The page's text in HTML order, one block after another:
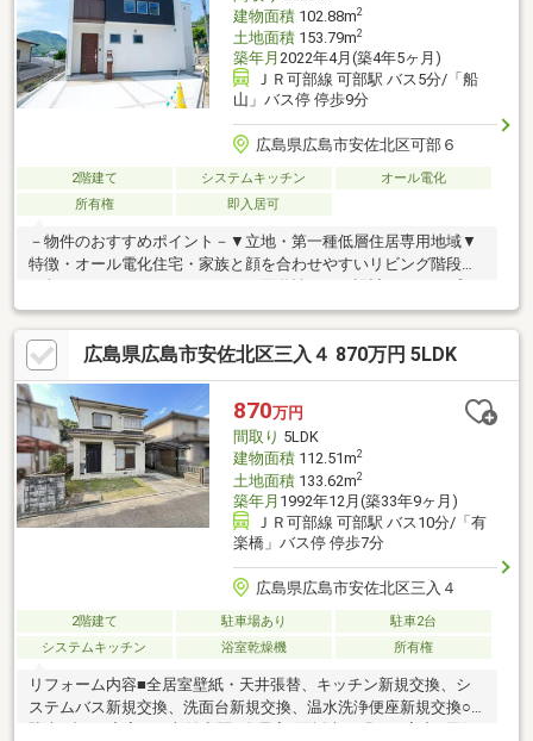
建物面積102.88m2
土地面積153.79m2
築年月 2022年4月(築4年5ヶ月)
ＪＲ可部線 可部駅 バス5分/「船
山」バス停 停歩9分
広島県広島市安佐北区可部６
2階建て システムキッチン
オール電化
所有権
即入居可
－物件のおすすめポイント－▼立地・第一種低層住居専用地域▼
特徴・オール電化住宅・家族と顔を合わせやすいリビング階段・
ロア下に、隠し部屋風の収納空間有・主寝室約7.8帖は南面バルコ
ニー付・窓・収納付の納戸有・SIC等、室内随所に収納スペースを
確保・玄関ホールに手洗い器有・駐車場2台分有(車種による)▼周
辺環境・スーパー「アルゾ可部店」徒歩9分(約670m)・亀山第二
公園 徒歩2分(約130m)■ ご希望の住まい探しをお手伝いします
━━━━━・・・物件の詳細・ご相談はお気軽にお問い合わせく
ださい。
広島県広島市安佐北区三入４ 870万円 5LDK
870万円
間取り 5LDK
建物面積112.51m2
土地面積133.62m2
築年月 1992年12月(築33年9ヶ月)
ＪＲ可部線 可部駅 バス10分/「有
楽橋」バス停 停歩7分
広島県広島市安佐北区三入４
2階建て 駐車場あり
駐車2台
システムキッチン
浴室乾燥機 所有権
リフォーム内容■全居室壁紙・天井張替、キッチン新規交換、シ
ステムバス新規交換、洗面台新規交換、温水洗浄便座新規交換○